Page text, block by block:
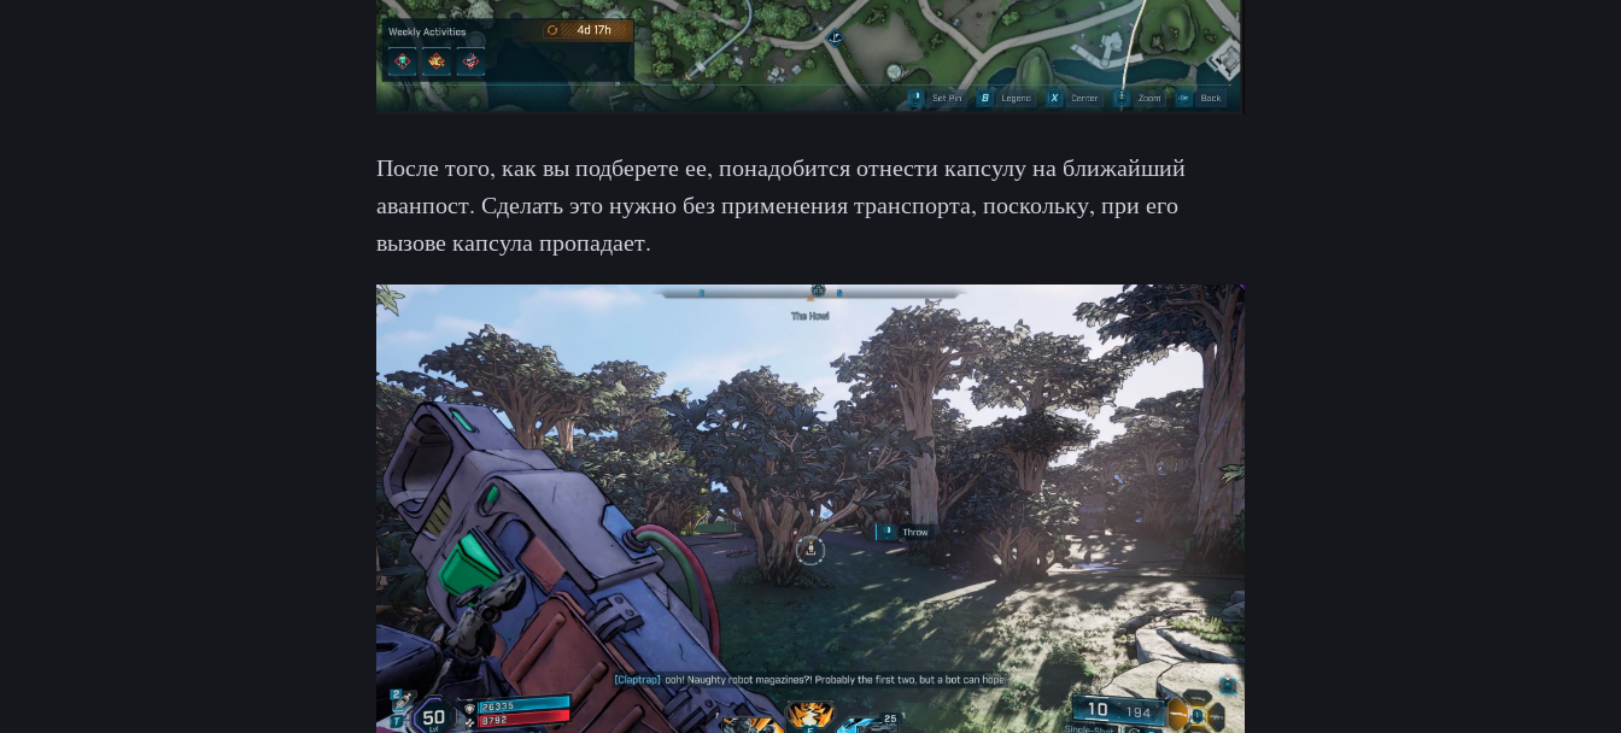
После того, как вы подберете ее, понадобится отнести капсулу на ближайший
аванпост. Сделать это нужно без применения транспорта, поскольку, при его
вызове капсула пропадает.